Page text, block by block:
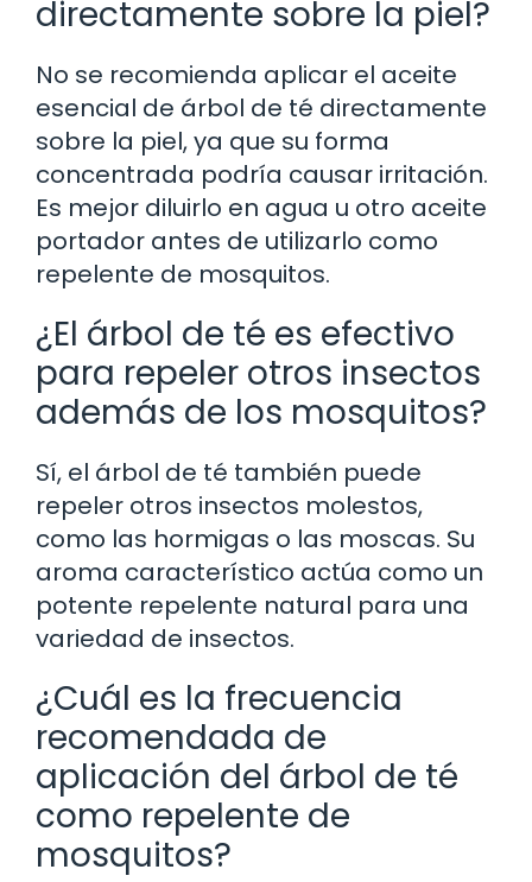
directamente sobre la piel?
No se recomienda aplicar el aceite
esencial de árbol de té directamente
sobre la piel, ya que su forma
concentrada podría causar irritación.
Es mejor diluirlo en agua u otro aceite
portador antes de utilizarlo como
repelente de mosquitos.
¿El árbol de té es efectivo
para repeler otros insectos
además de los mosquitos?
Sí, el árbol de té también puede
repeler otros insectos molestos,
como las hormigas o las moscas. Su
aroma característico actúa como un
potente repelente natural para una
variedad de insectos.
¿Cuál es la frecuencia
recomendada de
aplicación del árbol de té
como repelente de
mosquitos?